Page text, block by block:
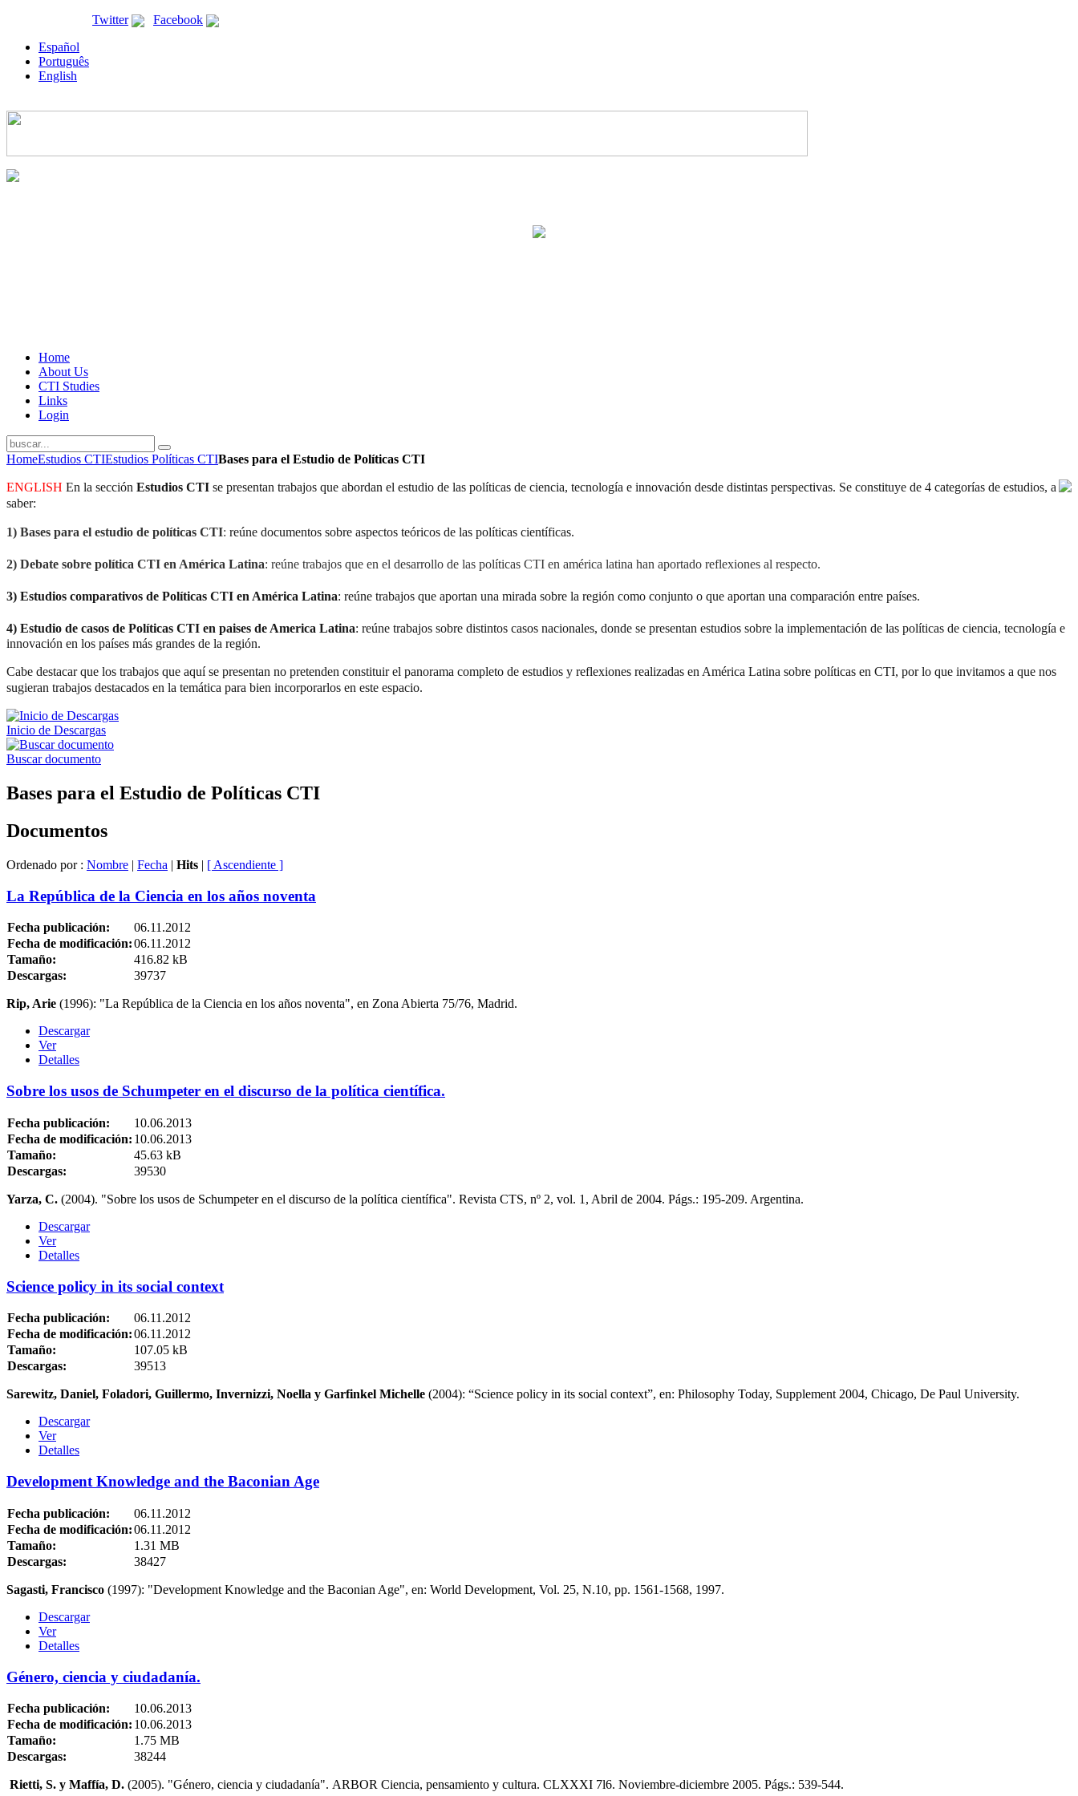
Twitter Facebook
Español
Português
English
Home
About Us
CTI Studies
Links
Login
HomeEstudios CTIEstudios Políticas CTIBases para el Estudio de Políticas CTI
ENGLISH En la sección Estudios CTI se presentan trabajos que abordan el estudio de las políticas de ciencia, tecnología e innovación desde distintas perspectivas. Se constituye de 4 categorías de estudios, a
saber:
1) Bases para el estudio de políticas CTI: reúne documentos sobre aspectos teóricos de las políticas científicas.
2) Debate sobre política CTI en América Latina: reúne trabajos que en el desarrollo de las políticas CTI en américa latina han aportado reflexiones al respecto.
3) Estudios comparativos de Políticas CTI en América Latina: reúne trabajos que aportan una mirada sobre la región como conjunto o que aportan una comparación entre países.
4) Estudio de casos de Políticas CTI en paises de America Latina: reúne trabajos sobre distintos casos nacionales, donde se presentan estudios sobre la implementación de las políticas de ciencia, tecnología e
innovación en los países más grandes de la región.
Cabe destacar que los trabajos que aquí se presentan no pretenden constituir el panorama completo de estudios y reflexiones realizadas en América Latina sobre políticas en CTI, por lo que invitamos a que nos
sugieran trabajos destacados en la temática para bien incorporarlos en este espacio.
Inicio de Descargas
Buscar documento
Bases para el Estudio de Políticas CTI
Documentos
Ordenado por : Nombre | Fecha | Hits | [ Ascendiente ]
La República de la Ciencia en los años noventa
Fecha publicación:
06.11.2012
Fecha de modificación:06.11.2012
Tamaño:
416.82 kB
Descargas:
39737
Rip, Arie (1996): "La República de la Ciencia en los años noventa", en Zona Abierta 75/76, Madrid.
Descargar
Ver
Detalles
Sobre los usos de Schumpeter en el discurso de la política científica.
Fecha publicación:
10.06.2013
Fecha de modificación: 10.06.2013
Tamaño:
45.63 kB
Descargas:
39530
Yarza, C. (2004). "Sobre los usos de Schumpeter en el discurso de la política científica". Revista CTS, nº 2, vol. 1, Abril de 2004. Págs.: 195-209. Argentina.
Descargar
Ver
Detalles
Science policy in its social context
Fecha publicación:
06.11.2012
Fecha de modificación:06.11.2012
Tamaño:
107.05 kB
Descargas:
39513
Sarewitz, Daniel, Foladori, Guillermo, Invernizzi, Noella y Garfinkel Michelle (2004): “Science policy in its social context”, en: Philosophy Today, Supplement 2004, Chicago, De Paul University.
Descargar
Ver
Detalles
Development Knowledge and the Baconian Age
Fecha publicación:
06.11.2012
Fecha de modificación:06.11.2012
Tamaño:
1.31 MB
Descargas:
38427
Sagasti, Francisco (1997): "Development Knowledge and the Baconian Age", en: World Development, Vol. 25, N.10, pp. 1561-1568, 1997.
Descargar
Ver
Detalles
Género, ciencia y ciudadanía.
Fecha publicación:
10.06.2013
Fecha de modificación: 10.06.2013
Tamaño:
1.75 MB
Descargas:
38244
Rietti, S. y Maffía, D. (2005). "Género, ciencia y ciudadanía". ARBOR Ciencia, pensamiento y cultura. CLXXXI 7l6. Noviembre-diciembre 2005. Págs.: 539-544.